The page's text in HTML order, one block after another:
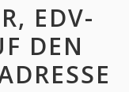
EDV-
DEN